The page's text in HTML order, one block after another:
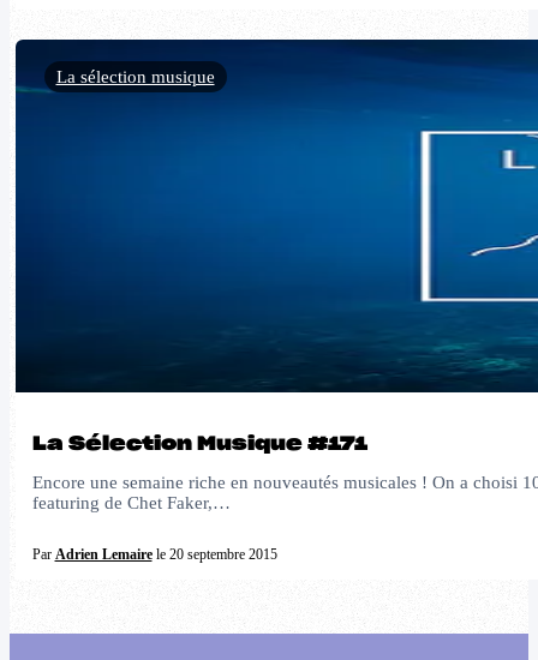
La Sélection Musique #171
Encore une semaine riche en nouveautés musicales ! On a choisi
featuring de Chet Faker,…
Par Adrien Lemairele 20 septembre 2015
La sélection musique